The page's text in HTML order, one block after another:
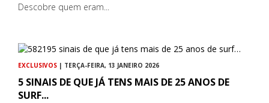
Descobre quem eram...
EXCLUSIVOS | TERÇA-FEIRA, 13 JANEIRO 2026
5 SINAIS DE QUE JÁ TENS MAIS DE 25 ANOS DE
SURF...